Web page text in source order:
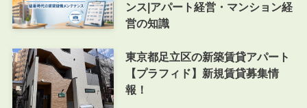
ンス|アパート経営・マンション経
営の知識
東京都足立区の新築賃貸アパート
【プラフィド】新規賃貸募集情
報！